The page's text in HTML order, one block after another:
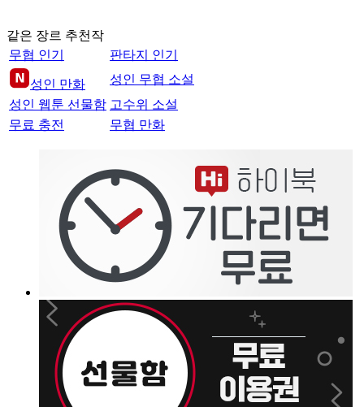
같은 장르 추천작
무협 인기
판타지 인기
성인 만화
성인 무협 소설
성인 웹툰 선물함 고수위 소설
무료 충전
무협 만화